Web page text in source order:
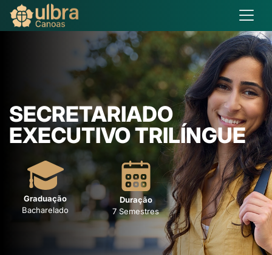
SECRETARIADO
EXECUTIVO TRILÍNGUE
Graduação
Bacharelado
Duração
7 Semestres